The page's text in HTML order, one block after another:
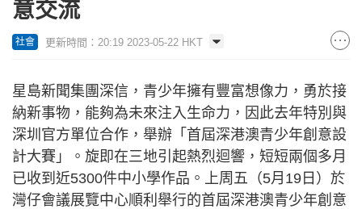
意交流
社會 更新時間：20:19 2023-05-22 HKT
星島新聞集團深信，青少年擁有豐富想像力，勇於接
納新事物，能夠為未來注入生命力，因此去年特別與
深圳官方單位合作，舉辦「首屆深港澳青少年創意設
計大賽」。旋即在三地引起熱烈迴響，短短兩個多月
已收到近5300件中小學作品。上周五（5月19日）於
灣仔會議展覽中心順利舉行的首屆深港澳青少年創意